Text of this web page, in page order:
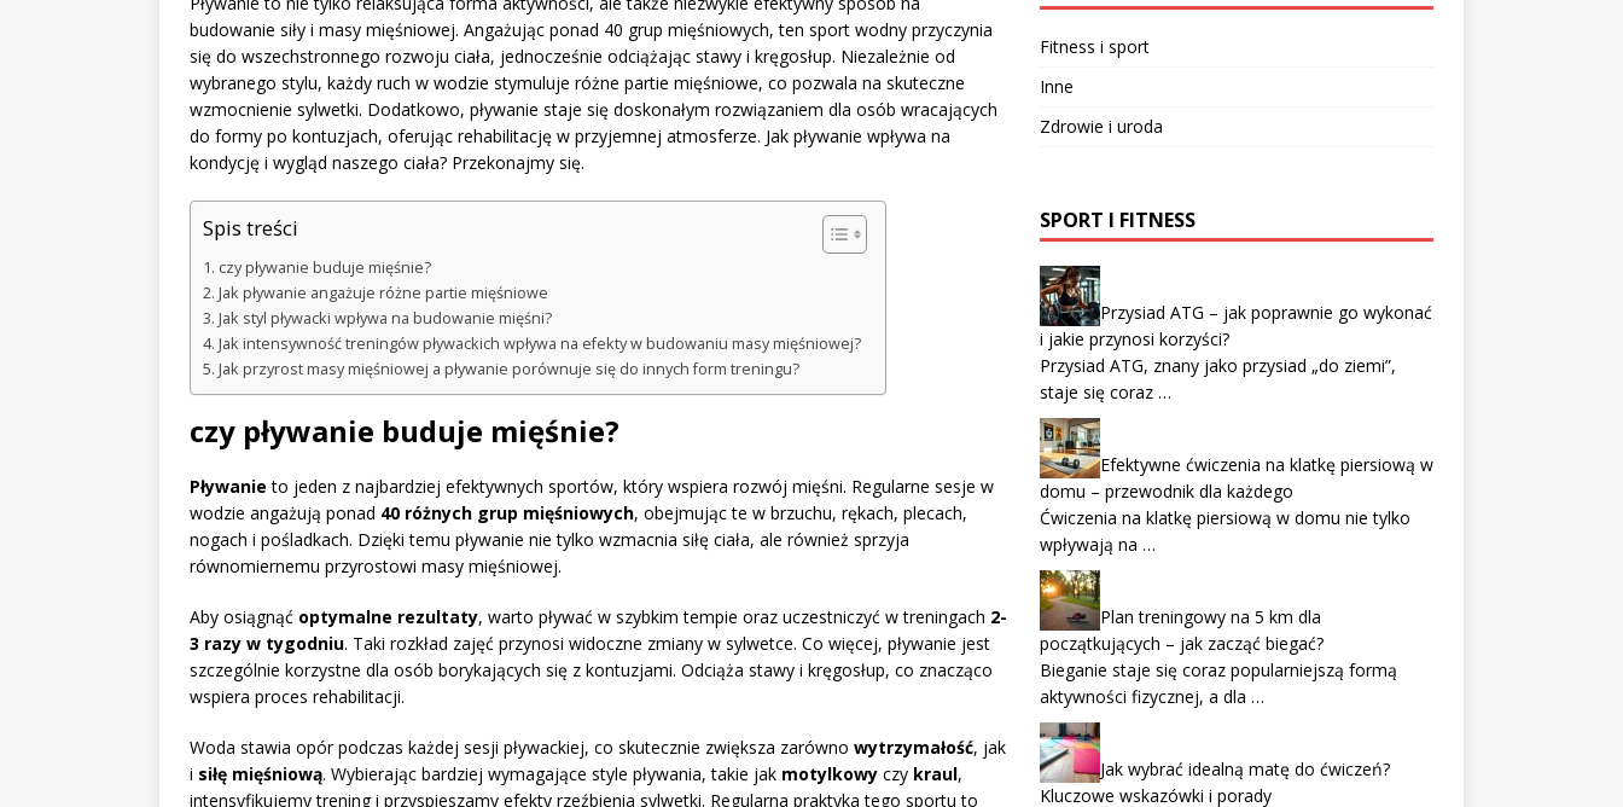
budowanie siły i masy mięśniowej. Angażując ponad 40 grup mięśniowych, ten sport wodny przyczynia
się do wszechstronnego rozwoju ciała, jednocześnie odciążając stawy i kręgosłup. Niezależnie od
wybranego stylu, każdy ruch w wodzie stymuluje różne partie mięśniowe, co pozwala na skuteczne
wzmocnienie sylwetki. Dodatkowo, pływanie staje się doskonałym rozwiązaniem dla osób wracających
do formy po kontuzjach, oferując rehabilitację w przyjemnej atmosferze. Jak pływanie wpływa na
kondycję i wygląd naszego ciała? Przekonajmy się.
Spis treści
czy pływanie buduje mięśnie?
Jak pływanie angażuje różne partie mięśniowe
Jak styl pływacki wpływa na budowanie mięśni?
Jak intensywność treningów pływackich wpływa na efekty w budowaniu masy mięśniowej?
Jak przyrost masy mięśniowej a pływanie porównuje się do innych form treningu?
czy pływanie buduje mięśnie?
Pływanie to jeden z najbardziej efektywnych sportów, który wspiera rozwój mięśni. Regularne sesje w
wodzie angażują ponad 40 różnych grup mięśniowych, obejmując te w brzuchu, rękach, plecach,
nogach i pośladkach. Dzięki temu pływanie nie tylko wzmacnia siłę ciała, ale również sprzyja
równomiernemu przyrostowi masy mięśniowej.
Aby osiągnąć optymalne rezultaty, warto pływać w szybkim tempie oraz uczestniczyć w treningach 2-
3 razy w tygodniu. Taki rozkład zajęć przynosi widoczne zmiany w sylwetce. Co więcej, pływanie jest
szczególnie korzystne dla osób borykających się z kontuzjami. Odciąża stawy i kręgosłup, co znacząco
wspiera proces rehabilitacji.
Woda stawia opór podczas każdej sesji pływackiej, co skutecznie zwiększa zarówno wytrzymałość, jak
i siłę mięśniową. Wybierając bardziej wymagające style pływania, takie jak motylkowy czy kraul,
intensyfikujemy trening i przyspieszamy efekty rzeźbienia sylwetki. Regularna praktyka tego sportu to
Fitness i sport
Inne
Zdrowie i uroda
SPORT I FITNESS
Przysiad ATG – jak poprawnie go wykonać
i jakie przynosi korzyści?
Przysiad ATG, znany jako przysiad „do ziemi”,
staje się coraz …
Efektywne ćwiczenia na klatkę piersiową w
domu – przewodnik dla każdego
Ćwiczenia na klatkę piersiową w domu nie tylko
wpływają na …
Plan treningowy na 5 km dla
początkujących – jak zacząć biegać?
Bieganie staje się coraz popularniejszą formą
aktywności fizycznej, a dla …
Jak wybrać idealną matę do ćwiczeń?
Kluczowe wskazówki i porady